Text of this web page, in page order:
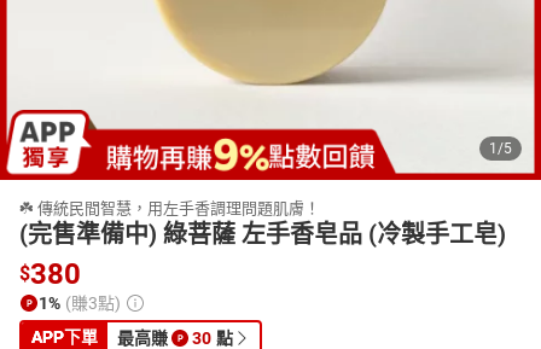
1 /5
☘️ 傳統民間智慧，用左手香調理問題肌膚！
(完售準備中) 綠菩薩 左手香皂品 (冷製手工皂)
$380
1% (賺3點)
APP下單 最高賺 30 點